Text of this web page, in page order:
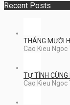
Recent Posts
THÁNG MƯỜI
Cao Kieu Ngoc
TỰ TÌNH
Cao Kieu Ngoc